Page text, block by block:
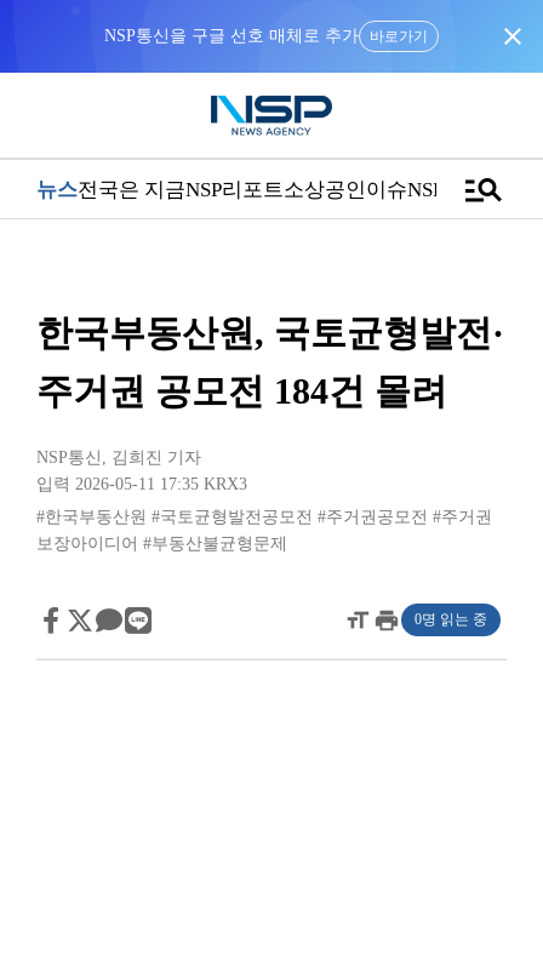
NSP통신을 구글 선호 매체로 추가 바로가기 close
뉴스전국은 지금NSP리포트소상공인이슈NSPTVmanage_search
한국부동산원, 국토균형발전·
주거권 공모전 184건 몰려
NSP통신 , 김희진 기자
입력 2026-05-11 17:35 KRX3
#한국부동산원 #국토균형발전공모전 #주거권공모전 #주거권
보장아이디어 #부동산불균형문제
format_sizeprint 0명 읽는 중